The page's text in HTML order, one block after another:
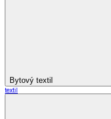
Bytový textil
textil